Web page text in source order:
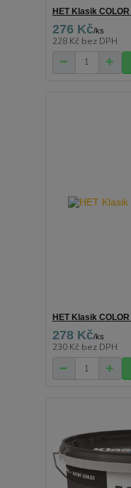
HET Klasik
276 Kč/ks
228 Kč bez DPH
HET Klasik
278 Kč/ks
230 Kč bez DPH